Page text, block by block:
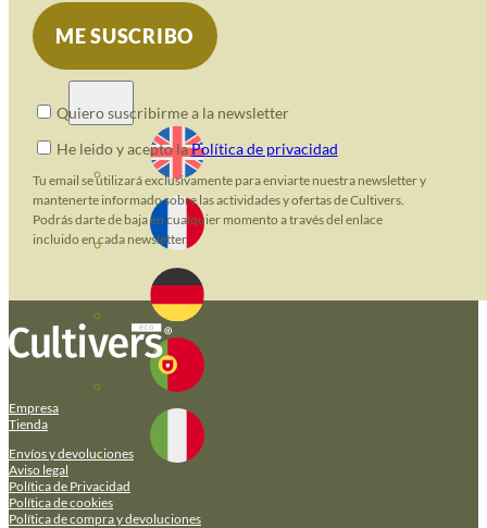
Quiero suscribirme a la newsletter
He leido y acepto laPolítica de privacidad
Tu email se utilizará exclusivamente para enviarte nuestra newsletter y
mantenerte informado sobre las actividades y ofertas de Cultivers.
Podrás darte de baja en cualquier momento a través del enlace
incluido en cada newsletter.
Empresa
Tienda
Envíos y devoluciones
Aviso legal
Política de Privacidad
Política de cookies
Política de compra y devoluciones